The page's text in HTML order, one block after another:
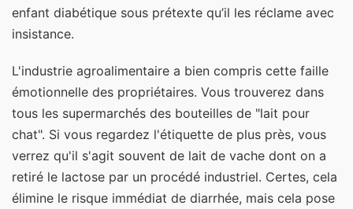
enfant diabétique sous prétexte qu’il les réclame avec
insistance.
L'industrie agroalimentaire a bien compris cette faille
émotionnelle des propriétaires. Vous trouverez dans
tous les supermarchés des bouteilles de "lait pour
chat". Si vous regardez l'étiquette de plus près, vous
verrez qu'il s'agit souvent de lait de vache dont on a
retiré le lactose par un procédé industriel. Certes, cela
élimine le risque immédiat de diarrhée, mais cela pose